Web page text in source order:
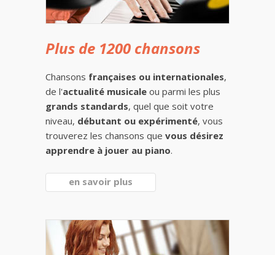
Plus de 1200 chansons
Chansons françaises ou internationales,
de l'actualité musicale ou parmi les plus
grands standards, quel que soit votre
niveau, débutant ou expérimenté, vous
trouverez les chansons que vous désirez
apprendre à jouer au piano.
en savoir plus